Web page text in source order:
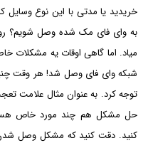
خریدید یا مدتی با این نوع وسایل
به وای فای مک شده وصل شویم؟
میاد. اما گاهی اوقات یه مشکلات
شبکه وای فای وصل شد! هر وقت
توجه کرد. به عنوان مثال علامت
حل مشکل هم چند مورد خاص
کنید. دقت کنید که مشکل وصل